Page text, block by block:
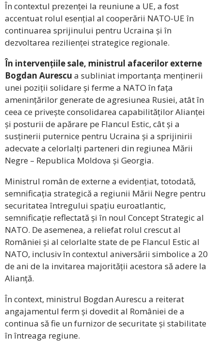
În contextul prezenței la reuniune a UE, a fost
accentuat rolul esențial al cooperării NATO-UE în
continuarea sprijinului pentru Ucraina și în
dezvoltarea rezilienței strategice regionale.
În intervențiile sale, ministrul afacerilor externe
Bogdan Aurescu a subliniat importanța menținerii
unei poziții solidare și ferme a NATO în fața
amenințărilor generate de agresiunea Rusiei, atât în
ceea ce privește consolidarea capabilităților Alianței
și posturii de apărare pe Flancul Estic, cât și a
susținerii puternice pentru Ucraina și a sprijinirii
adecvate a celorlalți parteneri din regiunea Mării
Negre – Republica Moldova și Georgia.
Ministrul român de externe a evidențiat, totodată,
semnificația strategică a regiunii Mării Negre pentru
securitatea întregului spațiu euroatlantic,
semnificație reflectată și în noul Concept Strategic al
NATO. De asemenea, a reliefat rolul crescut al
României și al celorlalte state de pe Flancul Estic al
NATO, inclusiv în contextul aniversării simbolice a 20
de ani de la invitarea majorității acestora să adere la
Alianță.
În context, ministrul Bogdan Aurescu a reiterat
angajamentul ferm și dovedit al României de a
continua să fie un furnizor de securitate și stabilitate
în întreaga regiune.